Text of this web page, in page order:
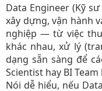
Data Engineer (Kỹ
xây dựng, vận hành
nghiệp — từ việc
khác nhau, xử lý
dạng sẵn sàng để
Scientist hay BI
Nói dễ hiểu, nếu